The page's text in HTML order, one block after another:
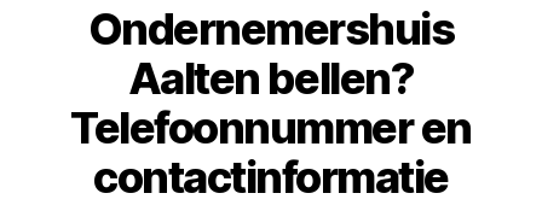
Ondernemershuis
Aalten bellen?
Telefoonnummer en
contactinformatie